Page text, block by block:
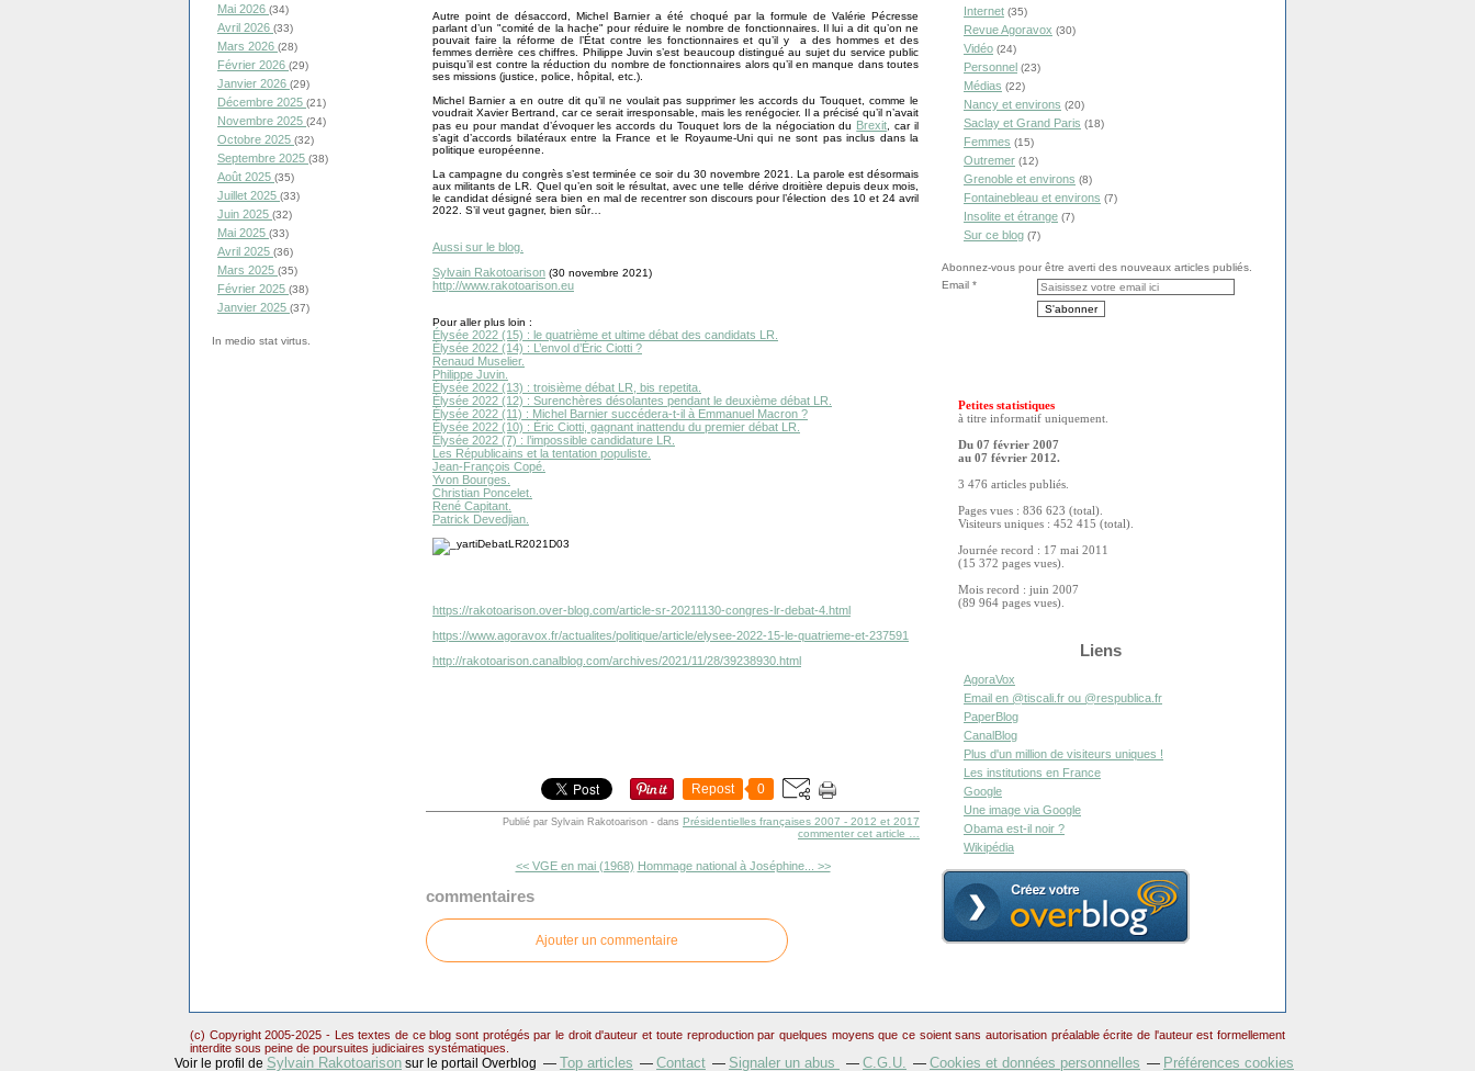
Mai 2026 (34)
Avril 2026 (33)
Mars 2026 (28)
Février 2026 (29)
Janvier 2026 (29)
Décembre 2025 (21)
Novembre 2025 (24)
Octobre 2025 (32)
Septembre 2025 (38)
Août 2025 (35)
Juillet 2025 (33)
Juin 2025 (32)
Mai 2025 (33)
Avril 2025 (36)
Mars 2025 (35)
Février 2025 (38)
Janvier 2025 (37)
In medio stat virtus.
Autre point de désaccord, Michel Barnier a été choqué par la formule de Valérie Pécresse
parlant d’un "comité de la hache" pour réduire le nombre de fonctionnaires. Il lui a dit qu’on ne
pouvait faire la réforme de l’État contre les fonctionnaires et qu’il y a des hommes et des
femmes derrière ces chiffres. Philippe Juvin s’est beaucoup distingué au sujet du service public
puisqu’il est contre la réduction du nombre de fonctionnaires alors qu’il en manque dans toutes
ses missions (justice, police, hôpital, etc.).
Michel Barnier a en outre dit qu’il ne voulait pas supprimer les accords du Touquet, comme le
voudrait Xavier Bertrand, car ce serait irresponsable, mais les renégocier. Il a précisé qu’il n’avait
pas eu pour mandat d’évoquer les accords du Touquet lors de la négociation du
Brexit, car il
s’agit d’accords bilatéraux entre la France et le Royaume-Uni qui ne sont pas inclus dans la
politique européenne.
La campagne du congrès s’est terminée ce soir du 30 novembre 2021. La parole est désormais
aux militants de LR. Quel qu’en soit le résultat, avec une telle dérive droitière depuis deux mois,
le candidat désigné sera bien en mal de recentrer son discours pour l’élection des 10 et 24 avril
2022. S’il veut gagner, bien sûr…
Aussi sur le blog.
Sylvain Rakotoarison (30 novembre 2021)
http://www.rakotoarison.eu
Pour aller plus loin :
Élysée 2022 (15) : le quatrième et ultime débat des candidats LR.
Élysée 2022 (14) : L’envol d’Éric Ciotti ?
Renaud Muselier.
Philippe Juvin.
Élysée 2022 (13) : troisième débat LR, bis repetita.
Élysée 2022 (12) : Surenchères désolantes pendant le deuxième débat LR.
Élysée 2022 (11) : Michel Barnier succédera-t-il à Emmanuel Macron ?
Élysée 2022 (10) : Éric Ciotti, gagnant inattendu du premier débat LR.
Élysée 2022 (7) : l’impossible candidature LR.
Les Républicains et la tentation populiste.
Jean-François Copé.
Yvon Bourges.
Christian Poncelet.
René Capitant.
Patrick Devedjian.
https://rakotoarison.over-blog.com/article-sr-20211130-congres-lr-debat-4.html
https://www.agoravox.fr/actualites/politique/article/elysee-2022-15-le-quatrieme-et-237591
http://rakotoarison.canalblog.com/archives/2021/11/28/39238930.html
Repost 0
Publié par Sylvain Rakotoarison - dans Présidentielles françaises 2007 - 2012 et 2017
commenter cet article …
<< VGE en mai (1968) Hommage national à Joséphine... >>
commentaires
Ajouter un commentaire
Internet (35)
Revue Agoravox (30)
Vidéo (24)
Personnel (23)
Médias (22)
Nancy et environs (20)
Saclay et Grand Paris (18)
Femmes (15)
Outremer (12)
Grenoble et environs (8)
Fontainebleau et environs (7)
Insolite et étrange (7)
Sur ce blog (7)
Abonnez-vous pour être averti des nouveaux articles publiés.
Email
Petites statistiques
à titre informatif uniquement.
Du 07 février 2007
au 07 février 2012.
3 476 articles publiés.
Pages vues : 836 623 (total).
Visiteurs uniques : 452 415 (total).
Journée record : 17 mai 2011
(15 372 pages vues).
Mois record : juin 2007
(89 964 pages vues).
Liens
AgoraVox
Email en @tiscali.fr ou @respublica.fr
PaperBlog
CanalBlog
Plus d'un million de visiteurs uniques !
Les institutions en France
Google
Une image via Google
Obama est-il noir ?
Wikipédia
(c) Copyright 2005-2025 - Les textes de ce blog sont protégés par le droit d'auteur et toute reproduction par quelques moyens que ce soient sans autorisation préalable écrite de l'auteur est formellement
interdite sous peine de poursuites judiciaires systématiques.
Voir le profil de Sylvain Rakotoarison sur le portail Overblog Top articles Contact Signaler un abus C.G.U. Cookies et données personnelles Préférences cookies